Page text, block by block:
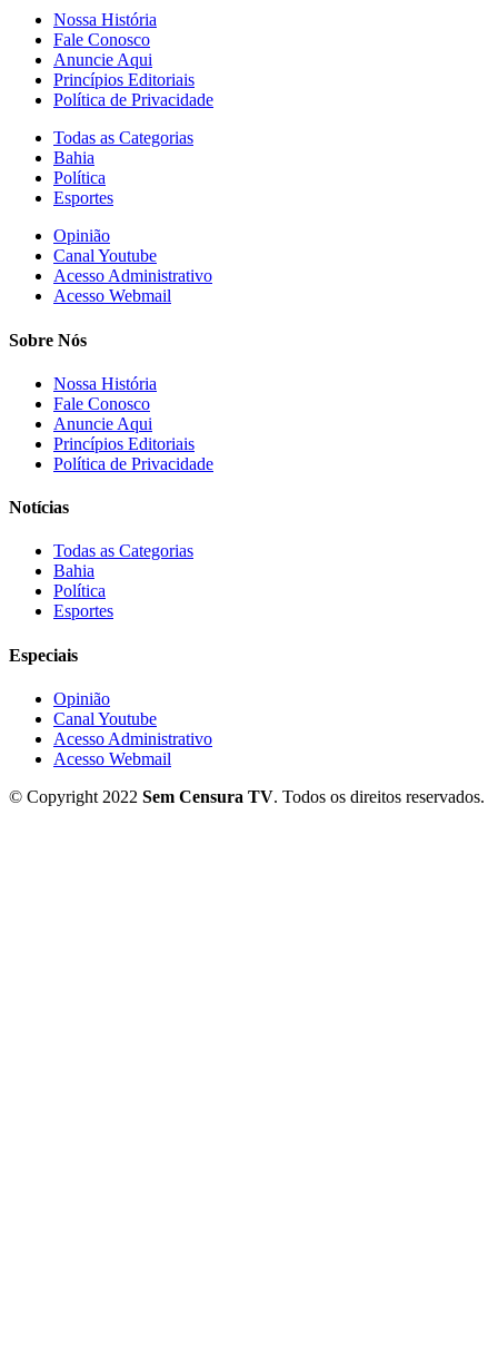
Nossa História
Fale Conosco
Anuncie Aqui
Princípios Editoriais
Política de Privacidade
Todas as Categorias
Bahia
Política
Esportes
Opinião
Canal Youtube
Acesso Administrativo
Acesso Webmail
Sobre Nós
Nossa História
Fale Conosco
Anuncie Aqui
Princípios Editoriais
Política de Privacidade
Notícias
Todas as Categorias
Bahia
Política
Esportes
Especiais
Opinião
Canal Youtube
Acesso Administrativo
Acesso Webmail
© Copyright 2022 Sem Censura TV. Todos os direitos reservados.